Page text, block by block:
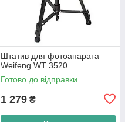
Штатив для фотоапарата
Weifeng WT 3520
Готово до відправки
1 279 ₴